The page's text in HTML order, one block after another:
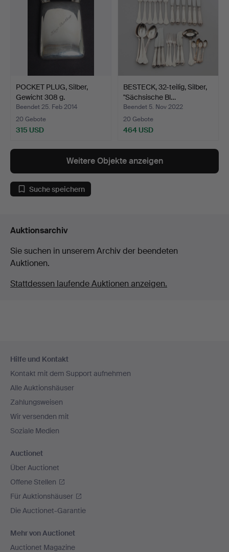
POCKET PLUG, Silber,
Gewicht 308 g.
Beendet 25. Feb 2014
20 Gebote
315 USD
BESTECK, 32-teilig, Silber,
"Sächsische Bl…
Beendet 5. Nov 2022
20 Gebote
464 USD
Weitere Objekte anzeigen
Suche speichern
Auktionsarchiv
Sie suchen in unserem Archiv der beendeten
Auktionen.
Stattdessen laufende Auktionen anzeigen.
Navigation
Hilfe und Kontakt
Kontakt mit dem Support aufnehmen
Alle Auktionshäuser
Zahlungsweisen
Wir versenden mit
Soziale Medien
Auctionet
Über Auctionet
Offene Stellen
Für Auktionshäuser
Die Auctionet-Garantie
Mehr von Auctionet
Auctionet Magazine